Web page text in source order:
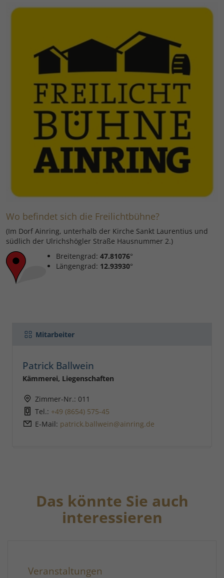
Wo befindet sich die Freilichtbühne?
(Im Dorf Ainring, unterhalb der Kirche Sankt Laurentius und
südlich der Ulrichshögler Straße Hausnummer 2.)
Breitengrad: 47.81076°
Längengrad: 12.93930°
Mitarbeiter
Patrick Ballwein
Kämmerei, Liegenschaften
Zimmer-Nr.: 011
Tel.: +49 (8654) 575-45
E-Mail: patrick.ballwein@ainring.de
Das könnte Sie auch
interessieren
Veranstaltungen